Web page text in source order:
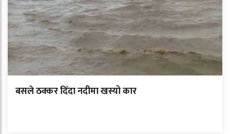
बसले ठक्कर दिँदा नदीमा खस्यो कार